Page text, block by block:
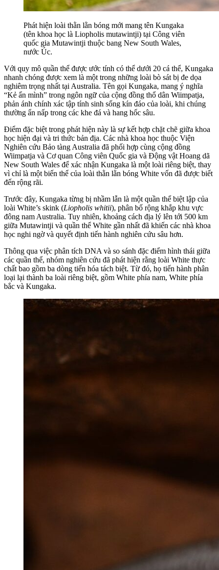
Phát hiện loài thằn lằn bóng mới mang tên Kungaka
(tên khoa học là Liopholis mutawintji) tại Công viên
quốc gia Mutawintji thuộc bang New South Wales,
nước Úc.
Với quy mô quần thể được ước tính có thể dưới 20 cá thể, Kungaka
nhanh chóng được xem là một trong những loài bò sát bị đe dọa
nghiêm trọng nhất tại Australia. Tên gọi Kungaka, mang ý nghĩa
“Kẻ ẩn mình” trong ngôn ngữ của cộng đồng thổ dân Wiimpatja,
phản ánh chính xác tập tính sinh sống kín đáo của loài, khi chúng
thường ẩn nấp trong các khe đá và hang hốc sâu.
Điểm đặc biệt trong phát hiện này là sự kết hợp chặt chẽ giữa khoa
học hiện đại và tri thức bản địa. Các nhà khoa học thuộc Viện
Nghiên cứu Bảo tàng Australia đã phối hợp cùng cộng đồng
Wiimpatja và Cơ quan Công viên Quốc gia và Động vật Hoang dã
New South Wales để xác nhận Kungaka là một loài riêng biệt, thay
vì chỉ là một biến thể của loài thằn lằn bóng White vốn đã được biết
đến rộng rãi.
Trước đây, Kungaka từng bị nhầm lẫn là một quần thể biệt lập của
loài White’s skink (Liopholis whitii), phân bố rộng khắp khu vực
đông nam Australia. Tuy nhiên, khoảng cách địa lý lên tới 500 km
giữa Mutawintji và quần thể White gần nhất đã khiến các nhà khoa
học nghi ngờ và quyết định tiến hành nghiên cứu sâu hơn.
Thông qua việc phân tích DNA và so sánh đặc điểm hình thái giữa
các quần thể, nhóm nghiên cứu đã phát hiện rằng loài White thực
chất bao gồm ba dòng tiến hóa tách biệt. Từ đó, họ tiến hành phân
loại lại thành ba loài riêng biệt, gồm White phía nam, White phía
bắc và Kungaka.